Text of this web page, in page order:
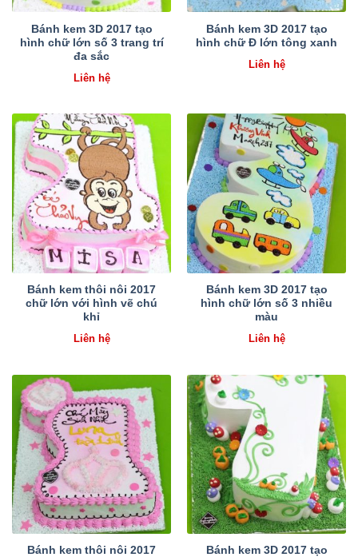
Bánh kem 3D 2017 tạo
hình chữ lớn số 3 trang trí
đa sắc
Liên hệ
Bánh kem 3D 2017 tạo
hình chữ Đ lớn tông xanh
Liên hệ
Bánh kem thôi nôi 2017
chữ lớn với hình vẽ chú
khỉ
Liên hệ
Bánh kem 3D 2017 tạo
hình chữ lớn số 3 nhiều
màu
Liên hệ
Bánh kem thôi nôi 2017
Bánh kem 3D 2017 tạo